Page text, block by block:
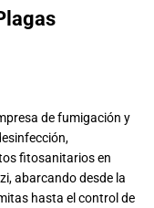
de fumigación y
fitosanitarios en
abarcando desde la
hasta el control de